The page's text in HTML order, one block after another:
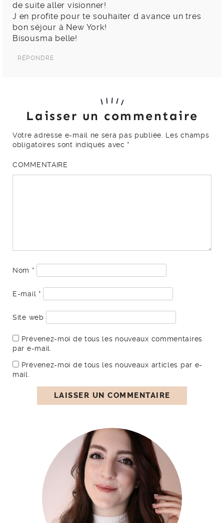
de suite aller visionner!
J en profite pour te souhaiter d avance un tres
bon séjour à New York!
Bisousma belle!
RÉPONDRE
Laisser un commentaire
Votre adresse e-mail ne sera pas publiée.
Les champs
obligatoires sont indiqués avec *
COMMENTAIRE
Nom *
E-mail *
Site web
Prévenez-moi de tous les nouveaux commentaires
par e-mail.
Prévenez-moi de tous les nouveaux articles par e-
mail.